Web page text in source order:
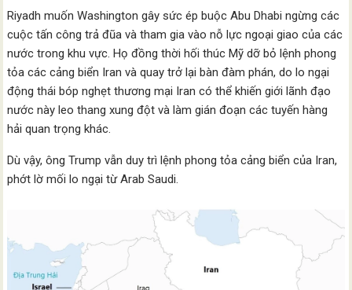
Riyadh muốn Washington gây sức ép buộc Abu Dhabi ngừng các
cuộc tấn công trả đũa và tham gia vào nỗ lực ngoại giao của các
nước trong khu vực. Họ đồng thời hối thúc Mỹ dỡ bỏ lệnh phong
tỏa các cảng biển Iran và quay trở lại bàn đàm phán, do lo ngại
động thái bóp nghẹt thương mại Iran có thể khiến giới lãnh đạo
nước này leo thang xung đột và làm gián đoạn các tuyến hàng
hải quan trọng khác.
Dù vậy, ông Trump vẫn duy trì lệnh phong tỏa cảng biển của Iran,
phớt lờ mối lo ngại từ Arab Saudi.